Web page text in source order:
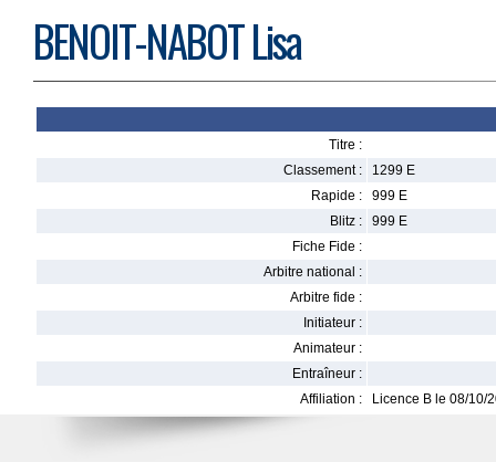
BENOIT-NABOT Lisa
Titre :
Classement :
1299 E
Rapide :
999 E
Blitz :
999 E
Fiche Fide :
Arbitre national :
Arbitre fide :
Initiateur :
Animateur :
Entraîneur :
Affiliation :
Licence B le 08/10/